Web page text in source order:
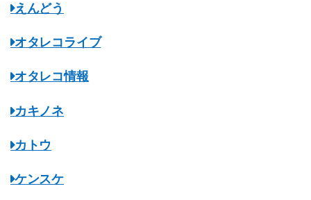
えんどう
オタレコライブ
オタレコ情報
カキノネ
カトウ
ケンスケ